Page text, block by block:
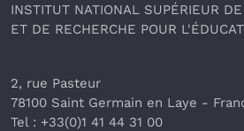
INSTITUT NATIONAL SUPÉRIEUR
ET DE RECHERCHE POUR
2, rue Pasteur
78100 Saint Germain en Laye -
Tel : +33(0)1 41 44 31 00